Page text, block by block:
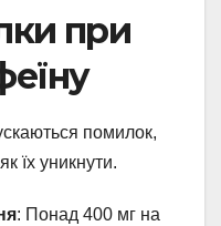
при
помилок,
їх уникнути.
: Понад 400 мг на